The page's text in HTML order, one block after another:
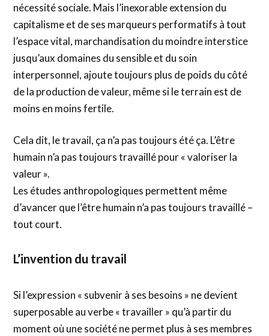
nécessité sociale. Mais l’inexorable extension du
capitalisme et de ses marqueurs performatifs à tout
l’espace vital, marchandisation du moindre interstice
jusqu’aux domaines du sensible et du soin
interpersonnel, ajoute toujours plus de poids du côté
de la production de valeur, même si le terrain est de
moins en moins fertile.
Cela dit, le travail, ça n’a pas toujours été ça. L’être
humain n’a pas toujours travaillé pour « valoriser la
valeur ».
Les études anthropologiques permettent même
d’avancer que l’être humain n’a pas toujours travaillé –
tout court.
L’invention du travail
Si l’expression « subvenir à ses besoins » ne devient
superposable au verbe « travailler » qu’à partir du
moment où une société ne permet plus à ses membres